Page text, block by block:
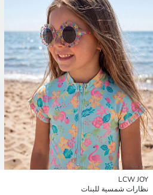
LCW JOY
نظارات شمسية للبنات